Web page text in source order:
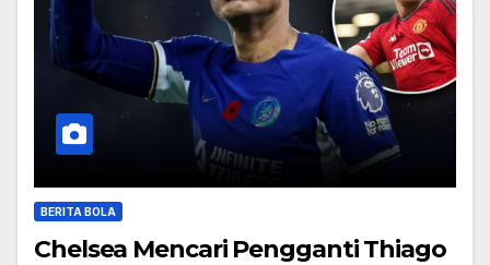
BERITA BOLA
Chelsea Mencari Pengganti Thiago